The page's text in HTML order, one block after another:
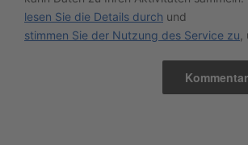
lesen Sie die Details durch und
stimmen Sie der Nutzung des Service zu